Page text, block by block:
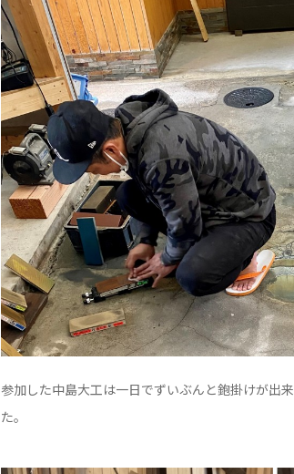
参加した中島大工は一日でずいぶんと鉋掛けが出
た。